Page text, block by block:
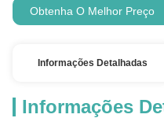
Obtenha O Melhor Preço
Informações Detalhadas
Informações